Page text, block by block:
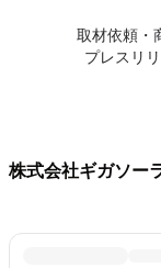
取材依頼・
プレスリ
株式会社ギガソー